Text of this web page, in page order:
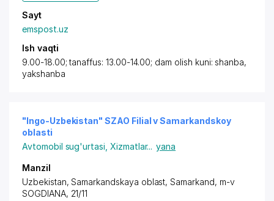
Sayt
emspost.uz
Ish vaqti
9.00-18.00; tanaffus: 13.00-14.00; dam olish kuni: shanba,
yakshanba
"Ingo-Uzbekistan" SZAO Filial v Samarkandskoy
oblasti
Avtomobil sug'urtasi Xizmatlar... yana
Manzil
Uzbekistan,Samarkandskaya oblast,Samarkand, m-v
SOGDIANA, 21/11